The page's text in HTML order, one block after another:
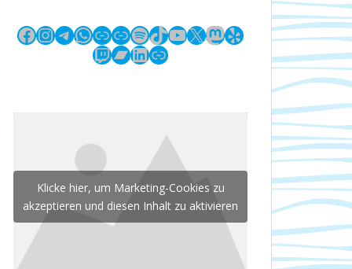
Facebook
Instagram
Telegram
WhatsApp
LinkLinkSpotify
TikTok
YouTube
X Mastodon
Yelp
Twitch
Bandcamp
LinkedIn
Link
Klicke hier, um Marketing-Cookies zu
akzeptieren und diesen Inhalt zu aktivieren